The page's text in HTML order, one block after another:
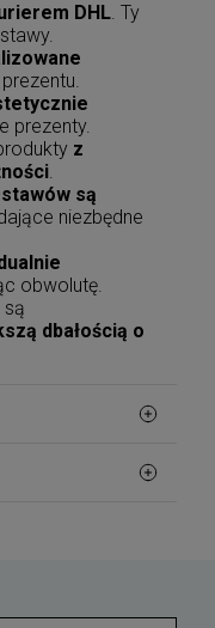
DHL. Ty
prezenty.
z
.
są
niezbędne
obwolutę.
są
dbałością o
17:00